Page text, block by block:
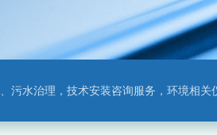
污水治理，技术安装咨询服务，环境相关